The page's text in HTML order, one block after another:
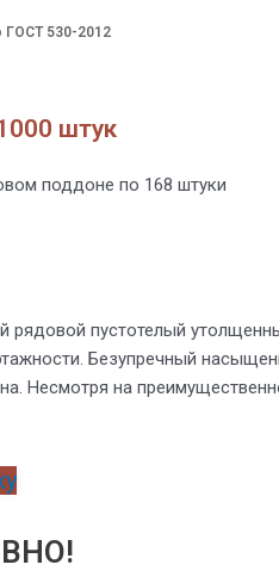
ГОСТ 530-2012
штук
поддоне по 168 штуки
рядовой пустотелый
Безупречный
Несмотря на